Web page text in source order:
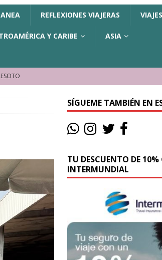
REFLEXIONES VIAJERAS
Y CARIBE ASIA
JAMAICA
SEYCHELLES
SÍGUEME TAMBIÉN EN
TU DESCUENTO DE 10%
INTERMUNDIAL